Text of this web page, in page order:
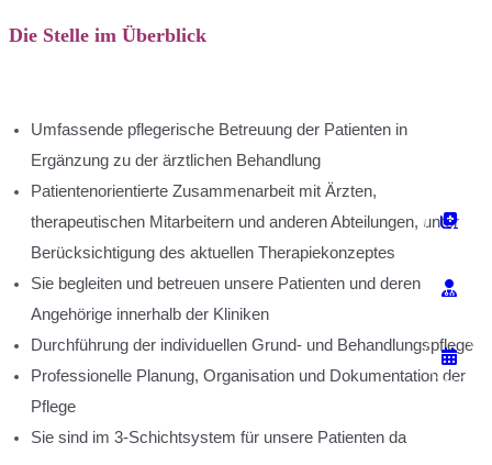
Die Stelle im Überblick
Umfassende pflegerische Betreuung der Patienten in
Ergänzung zu der ärztlichen Behandlung
Patientenorientierte Zusammenarbeit mit Ärzten,
therapeutischen Mitarbeitern und anderen Abteilungen, unter
Berücksichtigung des aktuellen Therapiekonzeptes
Sie begleiten und betreuen unsere Patienten und deren
Angehörige innerhalb der Kliniken
Durchführung der individuellen Grund- und Behandlungspflege
Professionelle Planung, Organisation und Dokumentation der
Pflege
Sie sind im 3-Schichtsystem für unsere Patienten da